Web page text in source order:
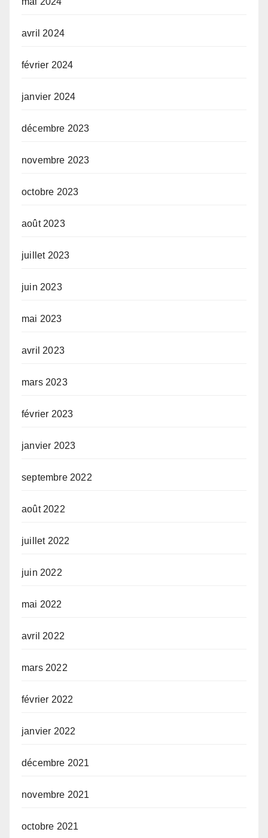
avril 2024
février 2024
janvier 2024
décembre 2023
novembre 2023
octobre 2023
août 2023
juillet 2023
juin 2023
mai 2023
avril 2023
mars 2023
février 2023
janvier 2023
septembre 2022
août 2022
juillet 2022
juin 2022
mai 2022
avril 2022
mars 2022
février 2022
janvier 2022
décembre 2021
novembre 2021
octobre 2021